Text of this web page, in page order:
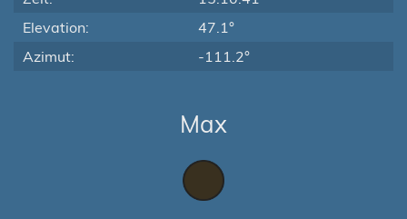
Elevation:
47.1°
Azimut:
-111.2°
Max